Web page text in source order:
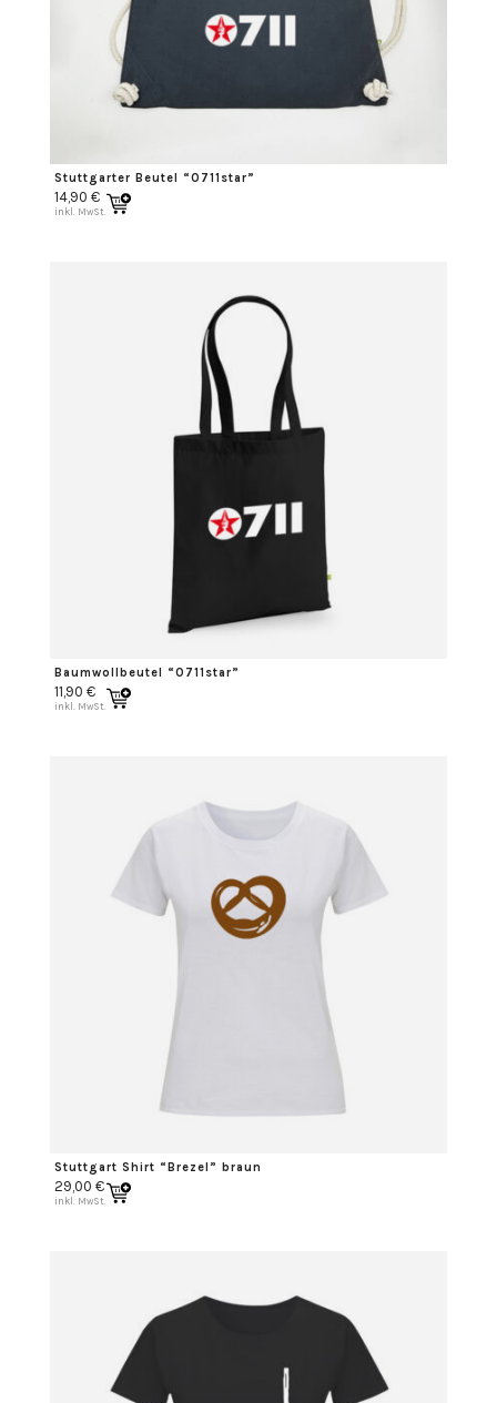
Stuttgarter Beutel “0711star”
14,90 €
inkl. MwSt.
Baumwollbeutel “0711star”
11,90 €
inkl. MwSt.
Stuttgart Shirt “Brezel” braun
29,00 €
inkl. MwSt.